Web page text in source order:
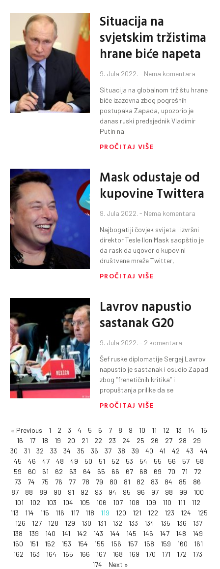
Situacija na
svjetskim tržistima
hrane biće napeta
9. Jula 2022. Nema komentara
Situacija na globalnom tržištu hrane
biće izazovna zbog pogrešnih
postupaka Zapada, upozorio je
danas ruski predsjednik Vladimir
Putin na
PROČITAJ VIŠE
Mask odustaje od
kupovine Twittera
9. Jula 2022. Nema komentara
Najbogatiji čovjek svijeta i izvršni
direktor Tesle Ilon Mask saopštio je
da raskida ugovor o kupovini
društvene mreže Twitter,
PROČITAJ VIŠE
Lavrov napustio
sastanak G20
9. Jula 2022. 2 komentara
Šef ruske diplomatije Sergej Lavrov
napustio je sastanak i osudio Zapad
zbog “frenetičnih kritika” i
propuštanja prilike da se
PROČITAJ VIŠE
« Previous 1 2 3 4 5 6 7 8 9 10 11 12 13 14
15
16
17 18 19 20 21 22 23 24 25 26 27 28
29
30
31 32 33 34 35 36 37 38 39 40 41 42 43
44
45
46 47 48 49 50 51 52 53 54 55 56 57
58
59
60 61 62 63 64 65 66 67 68 69 70 71
72
73
74 75 76 77 78 79 80 81 82 83 84 85
86
87
88 89 90 91 92 93 94 95 96 97 98 99
100
101
102 103 104 105 106 107 108 109 110 111
112
113
114 115 116 117 118 119 120 121 122 123 124
125
126
127 128 129 130 131 132 133 134 135 136
137
138
139 140 141 142 143 144 145 146 147 148
149
150
151 152 153 154 155 156 157 158 159 160
161
162
163 164 165 166 167 168 169 170 171 172
173
174
Next »